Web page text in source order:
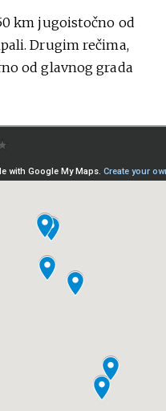
km jugoistočno od
Drugim rečima,
od glavnog grada